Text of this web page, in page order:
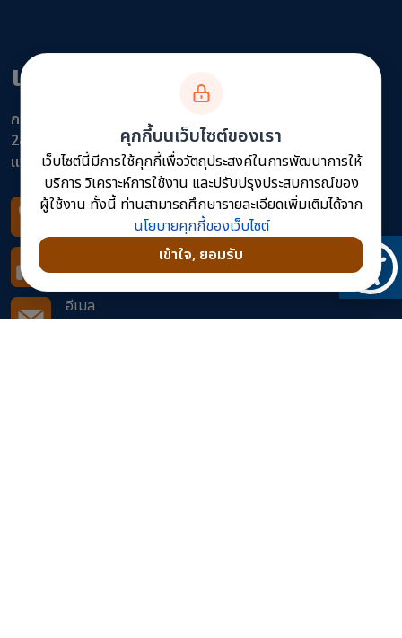
คุกกี้บนเว็บไซต์ของเรา
เว็บไซต์นี้มีการใช้คุกกี้เพื่อวัตถุประสงค์ในการพัฒนาการให้
บริการ วิเคราะห์การใช้งาน และปรับปรุงประสบการณ์ของ
ผู้ใช้งาน ทั้งนี้ ท่านสามารถศึกษารายละเอียดเพิ่มเติมได้จาก
นโยบายคุกกี้ของเว็บไซต์
เข้าใจ, ยอมรับ
แขวงทางหลวงแพร่
กรมทางหลวง
243 ม.1 ถนนยันตรกิจโกศล ตำบลทุ่งกวาว อำเภอเมือง จังหวัด
แพร่ 54000
โทรศัพท์
0 5451 1574
0 5452 2880
อีเมล